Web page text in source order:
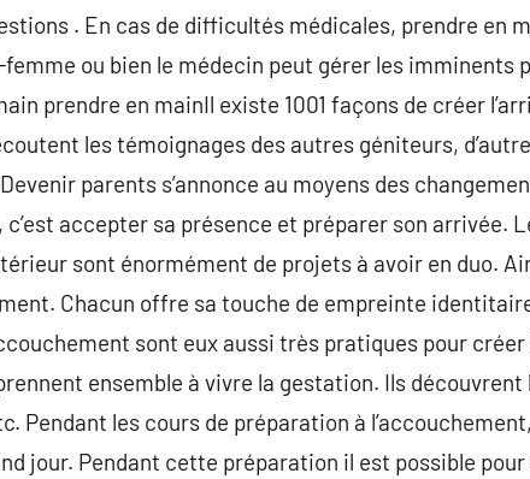
. En cas de difficultés médicales, prendre en
ou bien le médecin peut gérer les imminents
prendre en mainIl existe 1001 façons de créer
les témoignages des autres géniteurs,
parents s’annonce au moyens des
accepter sa présence et préparer son arrivée.
sont énormément de projets à avoir en duo.
Chacun offre sa touche de empreinte
sont eux aussi très pratiques pour créer
ensemble à vivre la gestation. Ils découvrent
Pendant les cours de préparation à
jour. Pendant cette préparation il est possible pour